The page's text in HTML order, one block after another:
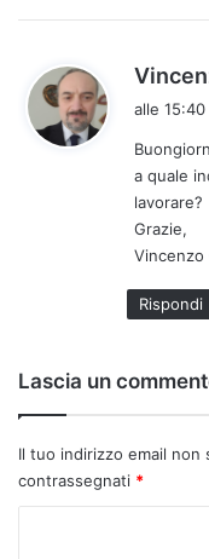
alle 15:40
a quale
lavorare?
Grazie,
Vincenzo
Rispondi
Lascia un
Il tuo indirizzo email non
contrassegnati *